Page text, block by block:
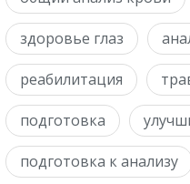
здоровье глаз
реабилитация
подготовка
подготовка к анализу